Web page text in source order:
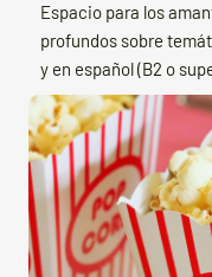
Espacio para los
profundos sobre
y en español (B2 o